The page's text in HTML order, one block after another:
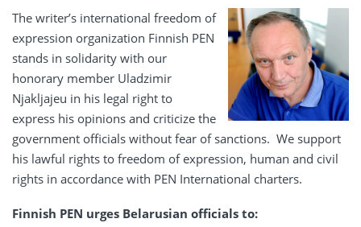
The writer’s international freedom of
expression organization Finnish PEN
stands in solidarity with our
honorary member Uladzimir
Njakljajeu in his legal right to
express his opinions and criticize the
government officials without fear of sanctions. We support
his lawful rights to freedom of expression, human and civil
rights in accordance with PEN International charters.
Finnish PEN urges Belarusian officials to: